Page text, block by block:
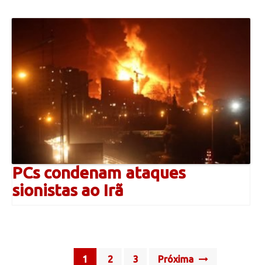
PCs condenam ataques
sionistas ao Irã
1 2 3 Próxima